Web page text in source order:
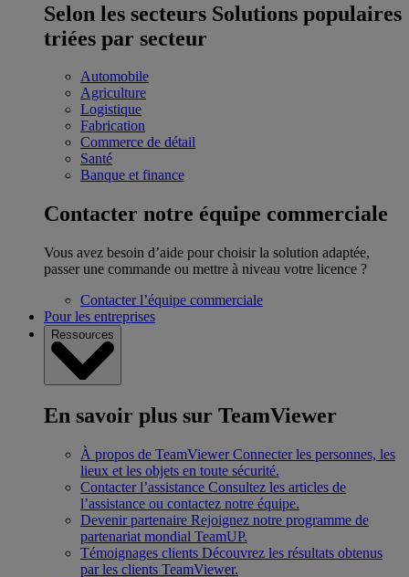
Selon les secteurs Solutions populaires
triées par secteur
Automobile
Agriculture
Logistique
Fabrication
Commerce de détail
Santé
Banque et finance
Contacter notre équipe commerciale
Vous avez besoin d’aide pour choisir la solution adaptée,
passer une commande ou mettre à niveau votre licence ?
Contacter l’équipe commerciale
Pour les entreprises
Ressources
En savoir plus sur TeamViewer
À propos de TeamViewer Connecter les personnes, les
lieux et les objets en toute sécurité.
Contacter l’assistance Consultez les articles de
l’assistance ou contactez notre équipe.
Devenir partenaire Rejoignez notre programme de
partenariat mondial TeamUP.
Témoignages clients Découvrez les résultats obtenus
par les clients TeamViewer.